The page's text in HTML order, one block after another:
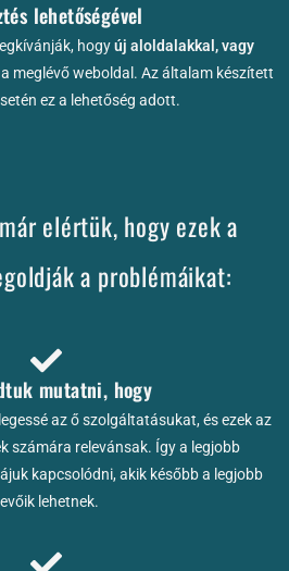
lehetőségével
hogyúj aloldalakkal, vagy
a meglévő weboldal. Az általam készített
ez a lehetőség adott.
elértük, hogy ezek a
a problémáikat:
mutatni, hogy
az ő szolgáltatásukat, és ezek az
számára relevánsak. Így a legjobb
kapcsolódni, akik később a legjobb
lehetnek.